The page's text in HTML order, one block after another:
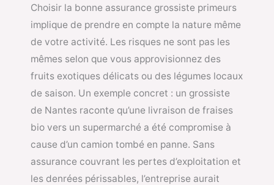
Choisir la bonne assurance grossiste primeurs
implique de prendre en compte la nature même
de votre activité. Les risques ne sont pas les
mêmes selon que vous approvisionnez des
fruits exotiques délicats ou des légumes locaux
de saison. Un exemple concret : un grossiste
de Nantes raconte qu’une livraison de fraises
bio vers un supermarché a été compromise à
cause d’un camion tombé en panne. Sans
assurance couvrant les pertes d’exploitation et
les denrées périssables, l’entreprise aurait